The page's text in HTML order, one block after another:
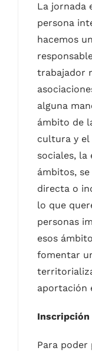
La jornada
persona
hacemos
trabajador
alguna
ámbito de
cultura y el
sociales,
ámbitos,
directa o
lo que
personas
esos
fomentar
aportación
Inscripción
Para poder